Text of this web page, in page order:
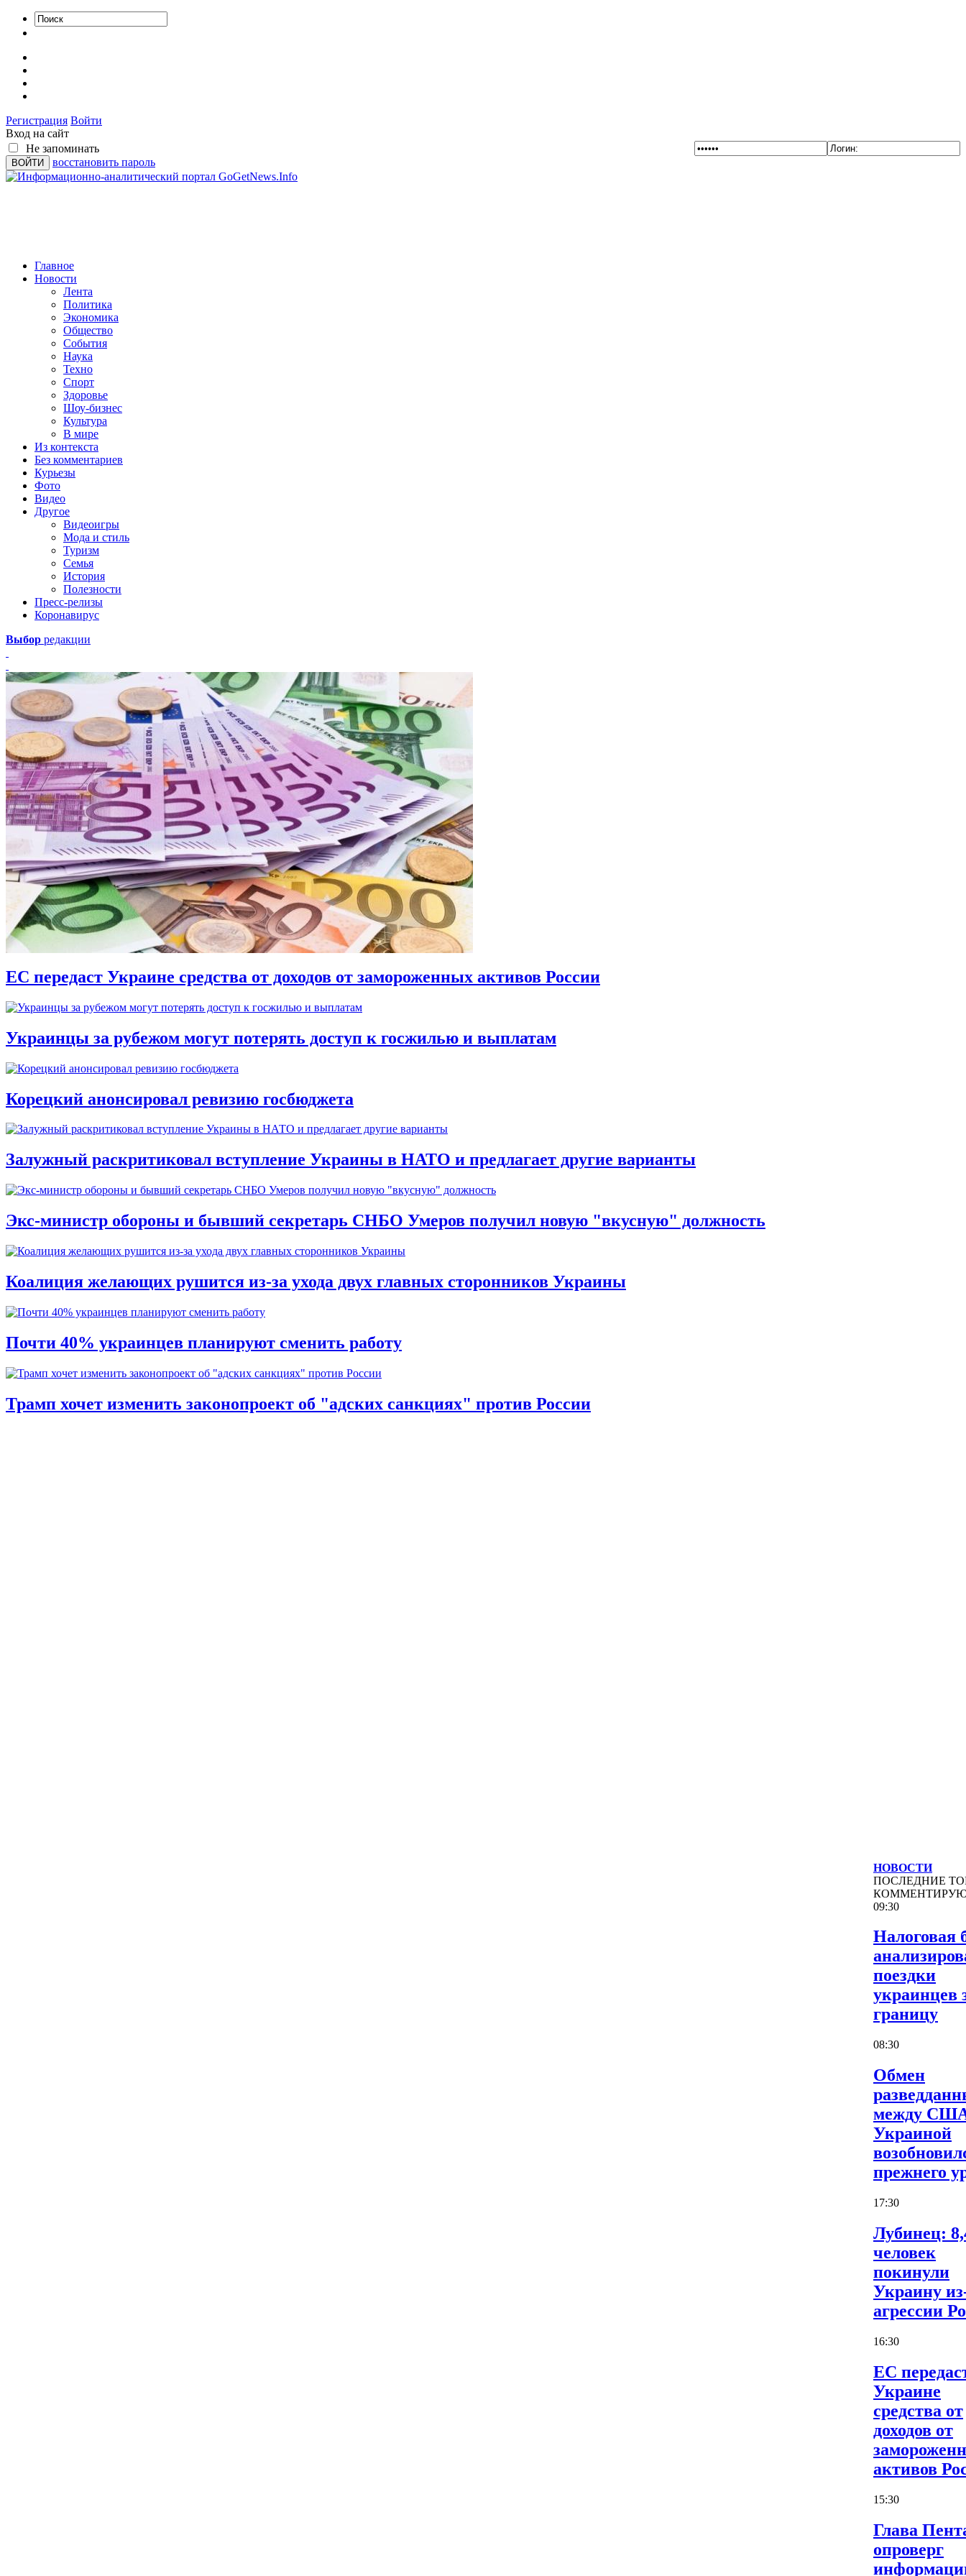
Регистрация Войти
Вход на сайт
Не запоминать
восстановить пароль
Главное
Новости
Лента
Политика
Экономика
Общество
События
Наука
Техно
Спорт
Здоровье
Шоу-бизнес
Культура
В мире
Из контекста
Без комментариев
Курьезы
Фото
Видео
Другое
Видеоигры
Мода и стиль
Туризм
Семья
История
Полезности
Пресс-релизы
Коронавирус
Выбор редакции
ЕС передаст Украине средства от доходов от замороженных активов России
Украинцы за рубежом могут потерять доступ к госжилью и выплатам
Корецкий анонсировал ревизию госбюджета
Залужный раскритиковал вступление Украины в НАТО и предлагает другие варианты
Экс-министр обороны и бывший секретарь СНБО Умеров получил новую "вкусную" должность
Коалиция желающих рушится из-за ухода двух главных сторонников Украины
Почти 40% украинцев планируют сменить работу
Трамп хочет изменить законопроект об "адских санкциях" против России
НОВОСТИ
ПОСЛЕДНИЕ
09:30
Налоговая
поездки
украинцев
границу
08:30
Обмен
между
Украиной
прежнего
17:30
Лубинец:
человек
покинули
Украину
агрессии
16:30
ЕС
Украине
средства от
доходов от
активов
15:30
Глава
опроверг